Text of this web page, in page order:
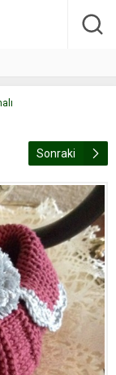
kaybetti
Sonraki